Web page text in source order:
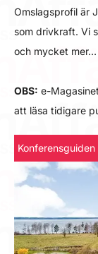
Omslagsprofil är
som drivkraft. Vi
och mycket mer…
OBS: e-
att läsa tidigare